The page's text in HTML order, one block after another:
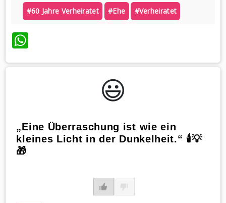
#60 Jahre Verheiratet #ehe #verheiratet
WhatsApp
😃️
„Eine Überraschung ist wie ein
kleines Licht in der Dunkelheit.“ 🕯️💡
🎁